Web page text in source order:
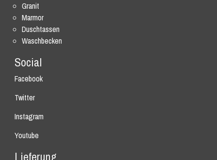
Granit
Marmor
Duschtassen
Waschbecken
Social
Facebook
Twitter
Instagram
Youtube
Lieferung